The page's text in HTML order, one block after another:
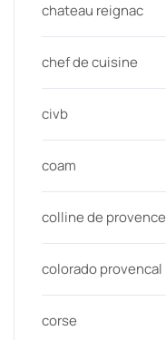
chateau reignac
chef de cuisine
civb
coam
colline de provence
colorado provencal
corse